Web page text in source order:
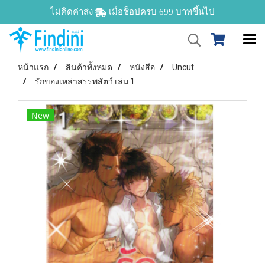
ไม่คิดค่าส่ง เมื่อช็อปครบ 699 บาทขึ้นไป
หน้าแรก สินค้าทั้งหมด หนังสือ
Uncut
รักของเหล่าสรรพสัตว์ เล่ม 1
New